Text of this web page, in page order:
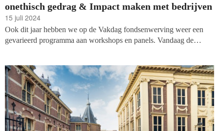
onethisch gedrag & Impact maken met bedrijven
15 juli 2024
Ook dit jaar hebben we op de Vakdag fondsenwerving weer een
gevarieerd programma aan workshops en panels. Vandaag de
gedrag kan leiden, en over het binden van bedrijven aan je goede
doel, o.a. door de werving van maatschappelijke aandeelhouders.